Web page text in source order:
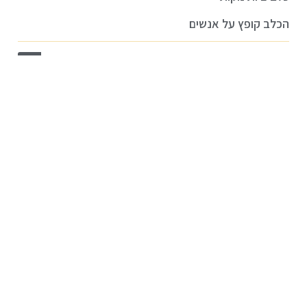
הכלב קופץ על אנשים